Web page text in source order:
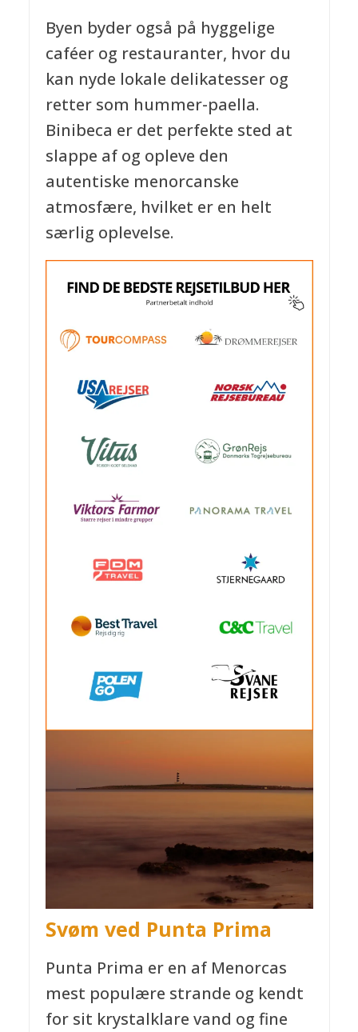
Byen byder også på hyggelige
caféer og restauranter, hvor du
kan nyde lokale delikatesser og
retter som hummer-paella.
Binibeca er det perfekte sted at
slappe af og opleve den
autentiske menorcanske
atmosfære, hvilket er en helt
særlig oplevelse.
Svøm ved Punta Prima
Punta Prima er en af Menorcas
mest populære strande og kendt
for sit krystalklare vand og fine